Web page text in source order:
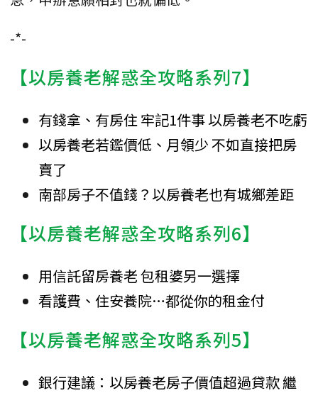
-*-
【以房養老解惑全攻略系列7】
有錢拿、有房住 牢記1件事 以房養老不吃虧
以房養老若鑑價低、月領少 不如直接把房
賣了
南部房子不值錢？以房養老也有城鄉差距
【以房養老解惑全攻略系列6】
用信託留房養老 包租婆另一選擇
看護費、住安養院…都從你的租金付
【以房養老解惑全攻略系列5】
銀行建議：以房養老房子價值超過貸款 繼